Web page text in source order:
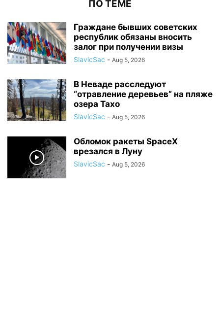
ПО ТЕМЕ
Граждане бывших советских
республик обязаны вносить
залог при получении визы
SlavicSac - Aug 5, 2026
В Неваде расследуют
“отравление деревьев” на пляже
озера Тахо
SlavicSac - Aug 5, 2026
Обломок ракеты SpaceX
врезался в Луну
SlavicSac - Aug 5, 2026